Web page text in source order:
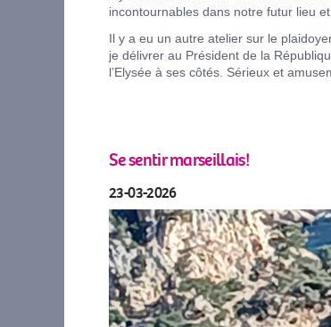
incontournables dans notre futur lieu
Il y a eu un autre atelier sur le
je délivrer au Président de la
l’Elysée à ses côtés. Sérieux et
Se sentir marseillais!
23-03-2026